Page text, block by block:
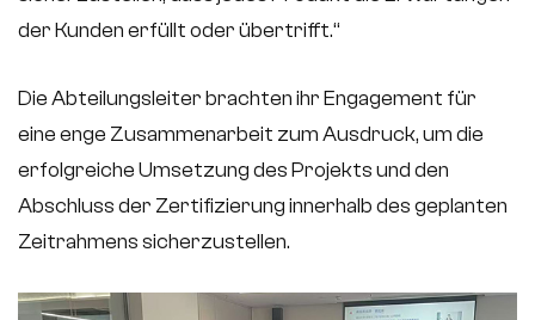
der Kunden erfüllt oder übertrifft.“
Die Abteilungsleiter brachten ihr Engagement für
eine enge Zusammenarbeit zum Ausdruck, um die
erfolgreiche Umsetzung des Projekts und den
Abschluss der Zertifizierung innerhalb des geplanten
Zeitrahmens sicherzustellen.